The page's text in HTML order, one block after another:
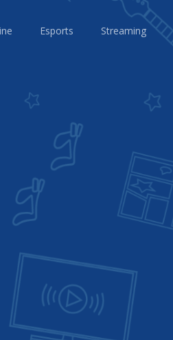
Esports Streaming